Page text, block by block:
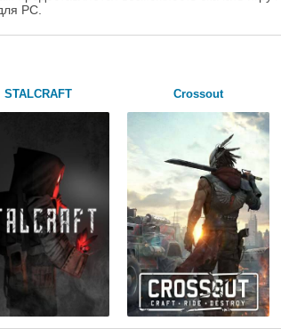
PC.
STALCRAFT Crossout